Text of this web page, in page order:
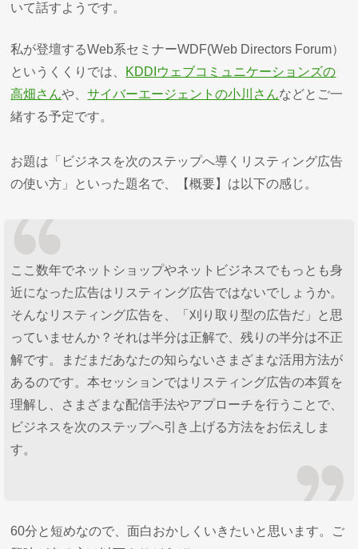
いて話すようです。
私が登壇するWeb系セミナーWDF(Web Directors Forum）
というくくりでは、 KDDIウェブコミュニケーションズの
高畑さんや、サイバーエージェントの小川さんなどとご一
緒する予定です。
お題は「ビジネスを次のステップへ導くリスティング広告
の使い方」といった題名で、【概要】は以下の感じ。
ここ数年でネットショップやネットビジネスでもっとも身
近になった広告はリスティング広告ではないでしょうか。
そんなリスティング広告を、「刈り取り型の広告だ」と思
っていませんか？それは半分は正解で、残りの半分は不正
解です。まだまだあなたの知らないさまざまな活用方法が
あるのです。本セッションではリスティング広告の本質を
理解し、さまざまな配信手法やアプローチを行うことで、
ビジネスを次のステップへ引き上げる方法をお伝えしま
す。
60分と短めなので、面白おかしくいきたいと思います。ご